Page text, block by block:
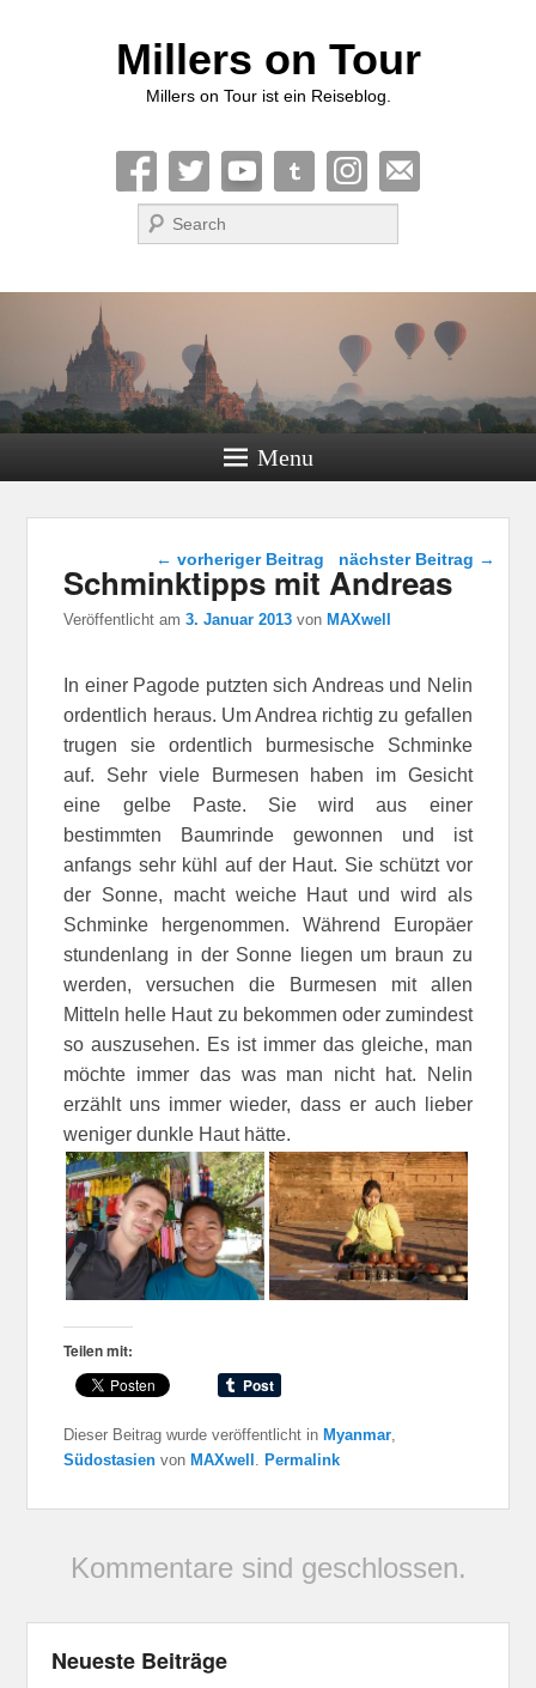
Millers on Tour
Millers on Tour ist ein Reiseblog.
Suche
Menu
Beitragsnavigation
← vorheriger Beitrag nächster Beitrag →
Schminktipps mit Andreas
Veröffentlicht am3. Januar 2013 vonMAXwell
In einer Pagode putzten sich Andreas und Nelin
ordentlich heraus. Um Andrea richtig zu gefallen
trugen sie ordentlich burmesische Schminke
auf. Sehr viele Burmesen haben im Gesicht
eine gelbe Paste. Sie wird aus einer
bestimmten Baumrinde gewonnen und ist
anfangs sehr kühl auf der Haut. Sie schützt vor
der Sonne, macht weiche Haut und wird als
Schminke hergenommen. Während Europäer
stundenlang in der Sonne liegen um braun zu
werden, versuchen die Burmesen mit allen
Mitteln helle Haut zu bekommen oder zumindest
so auszusehen. Es ist immer das gleiche, man
möchte immer das was man nicht hat. Nelin
erzählt uns immer wieder, dass er auch lieber
weniger dunkle Haut hätte.
Teilen mit:
Dieser Beitrag wurde veröffentlicht in Myanmar
Südostasien von MAXwell Permalink
Kommentare sind geschlossen.
Neueste Beiträge